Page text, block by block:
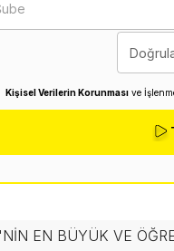
Kişisel Verilerin Korunması ve
EN BÜYÜK VE